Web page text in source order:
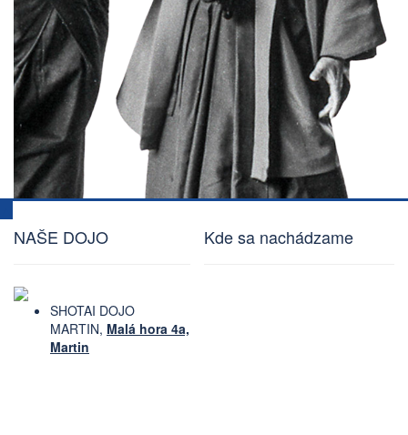
NAŠE DOJO
SHOTAI DOJO
MARTIN, Malá hora 4a,
Martin
Kde sa nachádzame